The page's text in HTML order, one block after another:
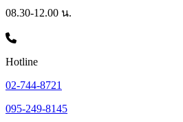
08.30-12.00 น.
Hotline
02-744-8721
095-249-8145